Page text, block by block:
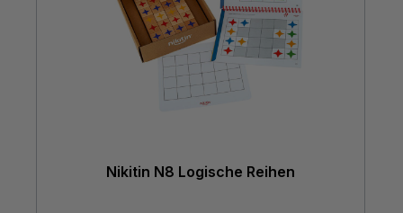
Nikitin N8 Logische Reihen